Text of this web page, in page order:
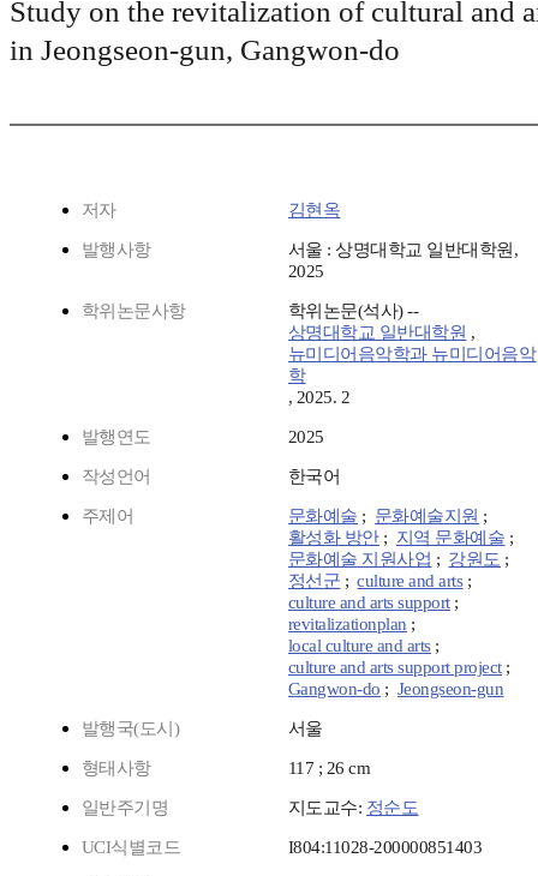
Study on the revitalization of cultural and
in Jeongseon-gun, Gangwon-do
저자 김현옥
발행사항
서울 : 상명대학교 일반대학원,
2025
학위논문사항
학위논문(석사) --
상명대학교 일반대학원 ,
뉴미디어음악학과 뉴미디어음악
학
, 2025. 2
발행연도 2025
작성언어 한국어
주제어 문화예술 ; 문화예술지원 ;
활성화 방안 ; 지역 문화예술 ;
문화예술 지원사업 ; 강원도 ;
정선군 ;culture and arts;
culture and arts support ;
revitalizationplan ;
local culture and arts ;
culture and arts support project ;
Gangwon-do ; Jeongseon-gun
발행국(도시) 서울
형태사항 117 ; 26 cm
일반주기명 지도교수: 정순도
UCI식별코드 I804:11028-200000851403